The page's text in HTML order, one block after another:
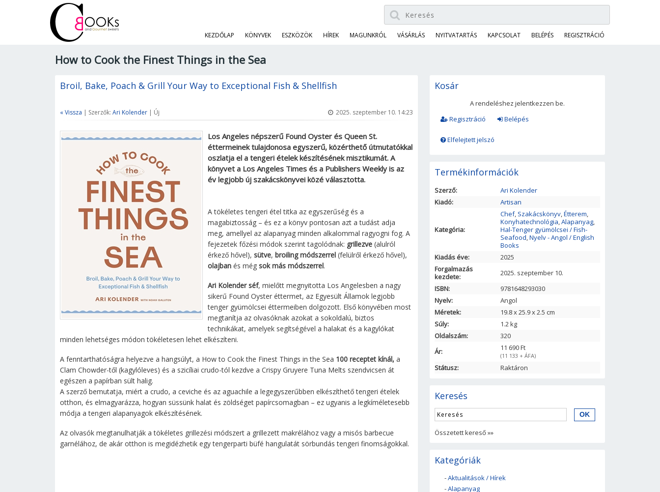
KEZDŐLAP KÖNYVEK ESZKÖZÖK HÍREK MAGUNKRÓL VÁSÁRLÁS NYITVATARTÁS KAPCSOLAT BELÉPÉS REGISZTRÁCIÓ
How to Cook the Finest Things in the Sea
Broil, Bake, Poach & Grill Your Way to Exceptional Fish & Shellfish
« Vissza | Szerzők: Ari Kolender | Új 2025. szeptember 10. 14:23
Los Angeles népszerű Found Oyster és Queen St.
éttermeinek tulajdonosa egyszerű, közérthető útmutatókkal
oszlatja el a tengeri ételek készítésének misztikumát. A
könyvet a Los Angeles Times és a Publishers Weekly is az
év legjobb új szakácskönyvei közé választotta.
A tökéletes tengeri étel titka az egyszerűség és a
magabiztosság – és ez a könyv pontosan azt a tudást adja
meg, amellyel az alapanyag minden alkalommal ragyogni fog. A
fejezetek főzési módok szerint tagolódnak: grillezve (alulról
érkező hővel), sütve, broiling módszerrel (felülről érkező hővel),
olajban és még sok más módszerrel.
Ari Kolender séf, mielőtt megnyitotta Los Angelesben a nagy
sikerű Found Oyster éttermet, az Egyesült Államok legjobb
tenger gyümölcsei éttermeiben dolgozott. Első könyvében most
megtanítja az olvasóknak azokat a sokoldalú, biztos
technikákat, amelyek segítségével a halakat és a kagylókat
minden lehetséges módon tökéletesen lehet elkészíteni.
A fenntarthatóságra helyezve a hangsúlyt, a How to Cook the Finest Things in the Sea 100 receptet kínál, a
Clam Chowder-től (kagylóleves) és a szicíliai crudo-tól kezdve a Crispy Gruyere Tuna Melts szendvicsen át
egészen a papírban sült halig.
A szerző bemutatja, miért a crudo, a ceviche és az aguachile a legegyszerűbben elkészíthető tengeri ételek
otthon, és elmagyarázza, hogyan süssünk halat és zöldséget papírcsomagban – ez ugyanis a legkíméletesebb
módja a tengeri alapanyagok elkészítésének.
Az olvasók megtanulhatják a tökéletes grillezési módszert a grillezett makrélához vagy a misós barbecue
garnélához, de akár otthon is megidézhetik egy tengerparti büfé hangulatát sörbundás tengeri finomságokkal.
Kosár
A rendeléshez jelentkezzen be.
Regisztráció
Belépés
Elfelejtett jelszó
Termékinformációk
Szerző:
Ari Kolender
Kiadó:
Artisan
Kategória:
Chef, Szakácskönyv,Étterem,
Konyhatechnológia,Alapanyag,
Hal-Tenger gyümölcsei / Fish-
Seafood,Nyelv - Angol / English
Books
Kiadás éve:
2025
Forgalmazás
kezdete:
2025. szeptember 10.
ISBN:
9781648293030
Nyelv:
Angol
Méretek:
19.8x25.9x2.5 cm
Súly:
1.2 kg
Oldalszám:
320
Ár:
11 690 Ft
(11 133 + ÁFA)
Státusz: Raktáron
Keresés
Összetett kereső »»
Kategóriák
-Aktualitások / Hírek
-Alapanyag